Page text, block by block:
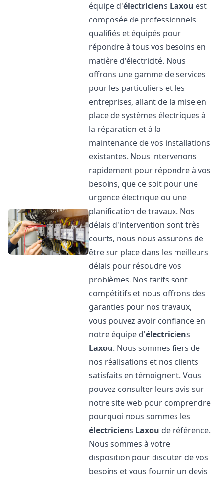
équipe d'électriciens Laxou est
composée de professionnels
qualifiés et équipés pour
répondre à tous vos besoins en
matière d'électricité. Nous
offrons une gamme de services
pour les particuliers et les
entreprises, allant de la mise en
place de systèmes électriques à
la réparation et à la
maintenance de vos installations
existantes. Nous intervenons
rapidement pour répondre à vos
besoins, que ce soit pour une
urgence électrique ou une
planification de travaux. Nos
délais d'intervention sont très
courts, nous nous assurons de
être sur place dans les meilleurs
délais pour résoudre vos
problèmes. Nos tarifs sont
compétitifs et nous offrons des
garanties pour nos travaux,
vous pouvez avoir confiance en
notre équipe d'électriciens
Laxou. Nous sommes fiers de
nos réalisations et nos clients
satisfaits en témoignent. Vous
pouvez consulter leurs avis sur
notre site web pour comprendre
pourquoi nous sommes les
électriciens Laxou de référence.
Nous sommes à votre
disposition pour discuter de vos
besoins et vous fournir un devis